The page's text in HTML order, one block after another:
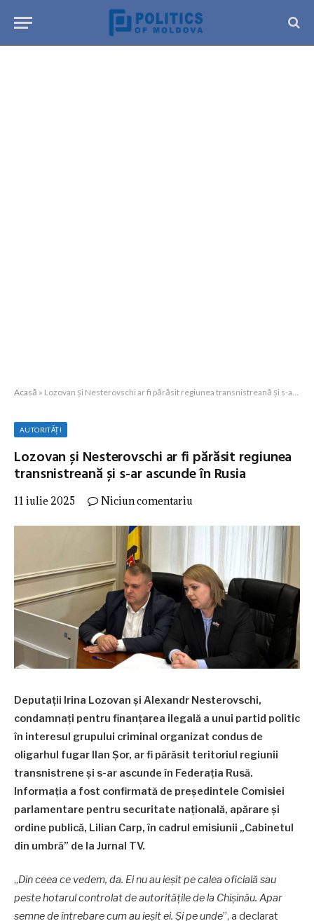
Acasă » Lozovan și Nesterovschi ar fi părăsit regiunea transnistreană și s-ar ascunde în Rusia
AUTORITĂȚI
Lozovan și Nesterovschi ar fi părăsit regiunea
transnistreană și s-ar ascunde în Rusia
11 iulie 2025 Niciun comentariu
Deputații Irina Lozovan și Alexandr Nesterovschi,
condamnați pentru finanțarea ilegală a unui partid politic
în interesul grupului criminal organizat condus de
oligarhul fugar Ilan Șor, ar fi părăsit teritoriul regiunii
transnistrene și s-ar ascunde în Federația Rusă.
Informația a fost confirmată de președintele Comisiei
parlamentare pentru securitate națională, apărare și
ordine publică, Lilian Carp, în cadrul emisiunii „Cabinetul
din umbră” de la Jurnal TV.
„Din ceea ce vedem, da. Ei nu au ieșit pe calea oficială sau
peste hotarul controlat de autoritățile de la Chișinău. Apar
semne de întrebare cum au ieșit ei. Și pe unde”, a declarat